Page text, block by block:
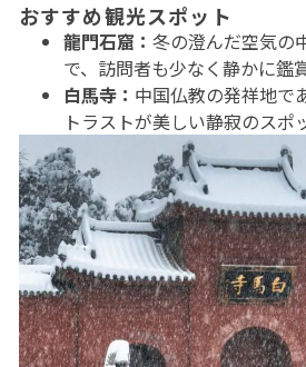
おすすめ観光スポット
龍門石窟： 冬の澄んだ空気の
で、訪問者も少なく静かに鑑
白馬寺： 中国仏教の発祥地で
トラストが美しい静寂のスポ